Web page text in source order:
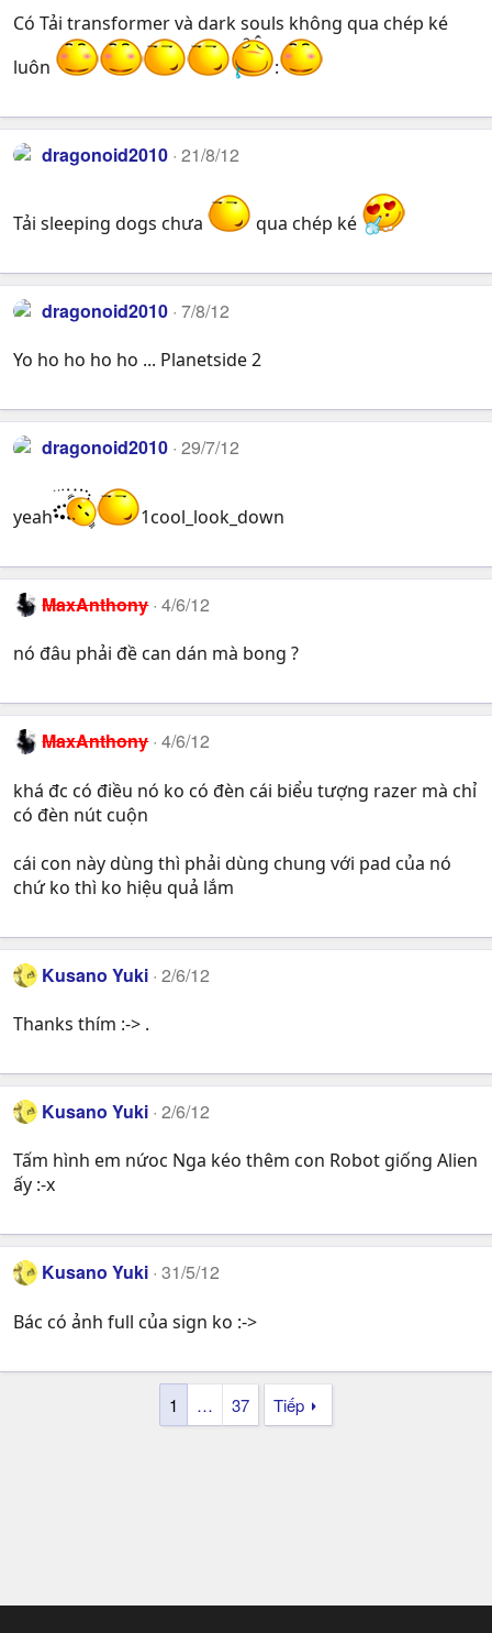
Có Tải transformer và dark souls không qua chép ké
luôn
:
dragonoid2010 21/8/12
Tải sleeping dogs chưa qua chép ké
dragonoid2010 7/8/12
Yo ho ho ho ho ... Planetside 2
dragonoid2010 29/7/12
yeah 1cool_look_down
MaxAnthony 4/6/12
nó đâu phải đề can dán mà bong ?
MaxAnthony 4/6/12
khá đc có điều nó ko có đèn cái biểu tượng razer mà chỉ
có đèn nút cuộn
cái con này dùng thì phải dùng chung với pad của nó
chứ ko thì ko hiệu quả lắm
Kusano Yuki 2/6/12
Thanks thím :-> .
Kusano Yuki 2/6/12
Tấm hình em nứoc Nga kéo thêm con Robot giống Alien
ấy :-x
Kusano Yuki 31/5/12
Bác có ảnh full của sign ko :->
1 … 37 Tiếp